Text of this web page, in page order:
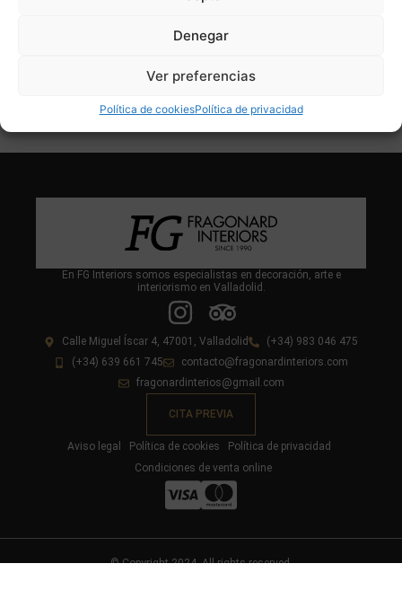
Denegar
Ver preferencias
Política de cookiesPolítica de privacidad
Add To Compare
En FG Interiors somos especialistas en decoración, arte e
interiorismo en Valladolid.
Calle Miguel Íscar 4, 47001, Valladolid
(+34) 983 046 475
(+34) 639 661 745
contacto@fragonardinteriors.com
fragonardinterios@gmail.com
CITA PREVIA
Aviso legal Política de cookies
Política de privacidad
Condiciones de venta online
© Copyright 2024. All rights reserved.